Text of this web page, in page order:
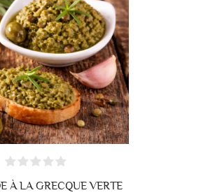
À LA GRECQUE VERTE